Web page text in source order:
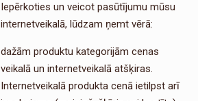
Iepērkoties un veicot pasūtījumu mūsu
internetveikalā, lūdzam ņemt vērā:
dažām produktu kategorijām cenas
veikalā un internetveikalā atšķiras.
Internetveikalā produkta cenā ietilpst arī